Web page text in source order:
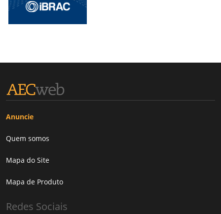
Anuncie
Quem somos
Mapa do Site
Mapa de Produto
Redes Sociais